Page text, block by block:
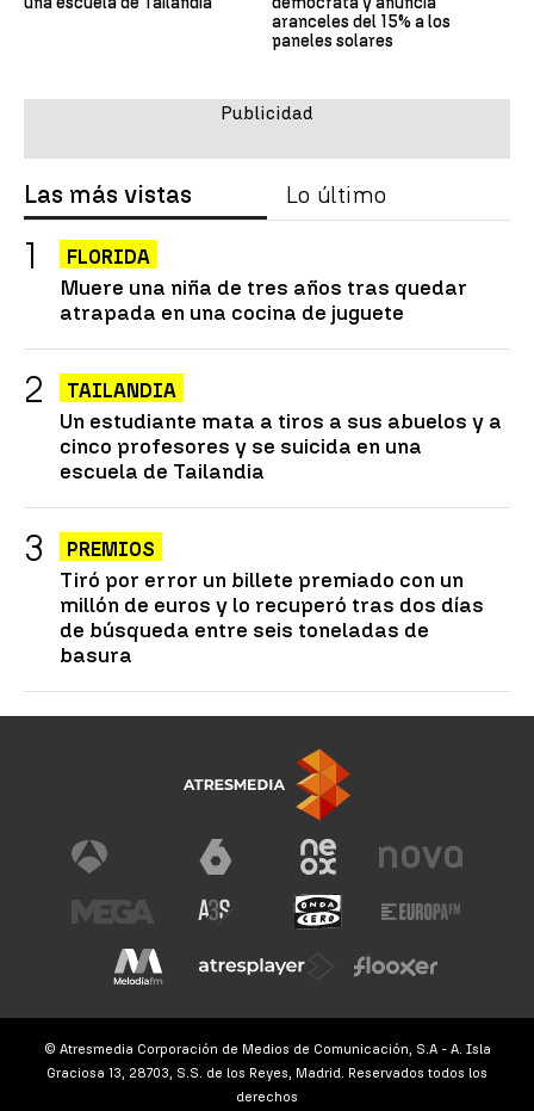
aranceles del 15% a los
paneles solares
Las más vistas Lo último
FLORIDA
Muere una niña de tres años tras quedar
atrapada en una cocina de juguete
TAILANDIA
Un estudiante mata a tiros a sus abuelos y a
cinco profesores y se suicida en una
escuela de Tailandia
PREMIOS
Tiró por error un billete premiado con un
millón de euros y lo recuperó tras dos días
de búsqueda entre seis toneladas de
basura
© Atresmedia Corporación de Medios de Comunicación, S.A - A. Isla
Graciosa 13, 28703, S.S. de los Reyes, Madrid. Reservados todos los
derechos